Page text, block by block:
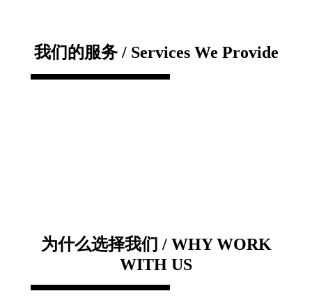
我们的服务 / Services We Provide
为什么选择我们 / WHY WORK
WITH US